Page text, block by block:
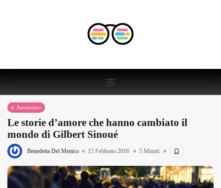
Anteprime
Le storie d’amore che hanno cambiato il
mondo di Gilbert Sinoué
Benedetta Del Menico 15 Febbraio 2016 5 Minuti